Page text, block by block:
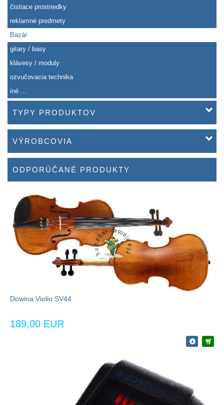
čistiace prostriedky
reklamné predmety
Bazár
gitary / basy
klávesy / moduly
ozvučovacia technika
iné ...
TYPY PRODUKTOV
VÝROBCOVIA
ODPORÚČANÉ PRODUKTY
Dowina Violin SV44
189,00 EUR